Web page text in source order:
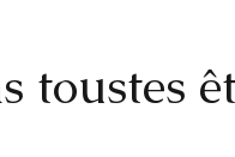
toustes